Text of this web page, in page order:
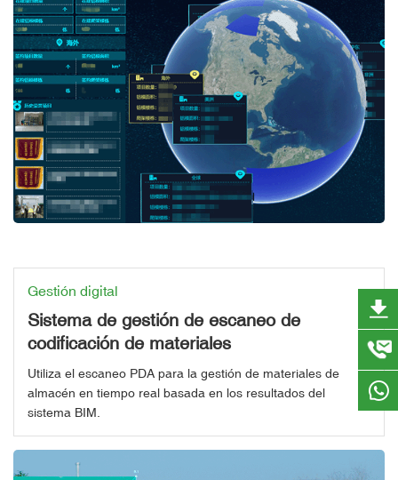
Sistema de gestión de escaneo de
codificación de materiales
Gestión digital
Utiliza el escaneo PDA para la gestión de materiales de
almacén en tiempo real basada en los resultados del
sistema BIM.